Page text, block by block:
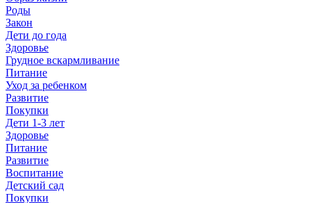
Роды
Закон
Дети до года
Здоровье
Грудное вскармливание
Питание
Уход за ребенком
Развитие
Покупки
Дети 1-3 лет
Здоровье
Питание
Развитие
Воспитание
Детский сад
Покупки